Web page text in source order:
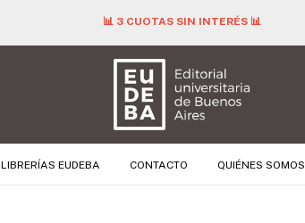
📊 3 CUOTAS SIN INTERÉS 📊
LIBRERÍAS EUDEBA CONTACTO QUIÉNES SOMOS